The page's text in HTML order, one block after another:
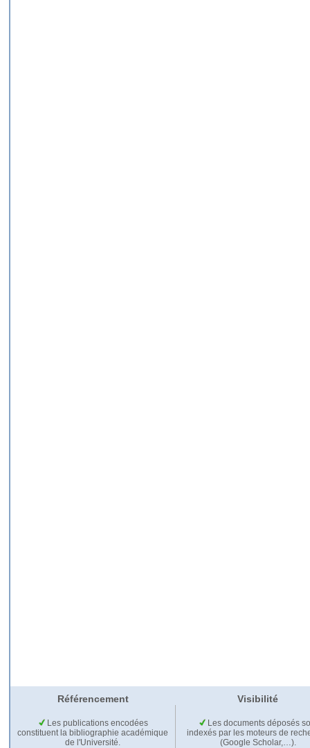
Référencement Visibilité
Les publications encodées
constituent la bibliographie académique
de l'Université.
Les documents déposés
indexés par les moteurs de
(Google Scholar,…).